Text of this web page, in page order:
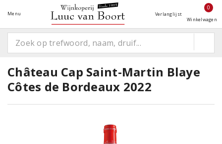
Menu Verlanglijst
0
Winkelwagen
Château Cap Saint-Martin Blaye
Côtes de Bordeaux 2022